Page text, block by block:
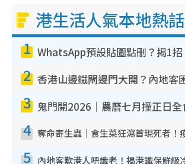
港生活人氣本地熱話
1
2
3
4
5